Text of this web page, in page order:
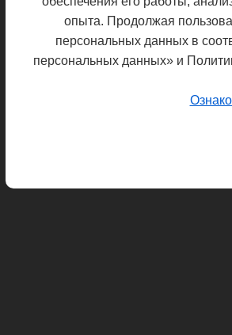
опыта. Продолжая
персональных данных в
персональных данных» и